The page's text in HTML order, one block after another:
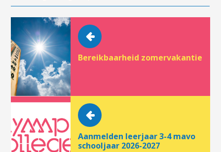
Bereikbaarheid zomervakantie
Aanmelden leerjaar 3-4 mavo
schooljaar 2026-2027